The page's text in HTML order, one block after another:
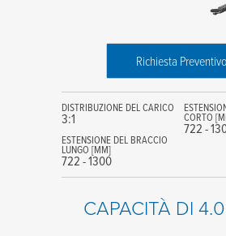
Richiesta Preventivo
DISTRIBUZIONE DEL CARICO
3:1 CORTO
722 -
ESTENSIONE DEL BRACCIO
LUNGO [MM]
722 - 1300
CAPACITÀ DI